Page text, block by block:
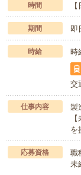
時間
期間 即
時給 時
交
仕事内容
製
を
応募資格
職
未